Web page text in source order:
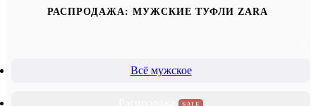
РАСПРОДАЖА: МУЖСКИЕ ТУФЛИ ZARA
Всё мужское
SALE